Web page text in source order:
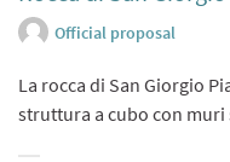
Official proposal
La rocca di San Giorgio
struttura a cubo con muri